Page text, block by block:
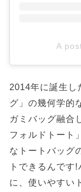
A
2014年に誕生し
グ」の幾何学的
ガミバッグ融合
フォルドトート
なトートバッグ
トできるんです
に、使いやすい